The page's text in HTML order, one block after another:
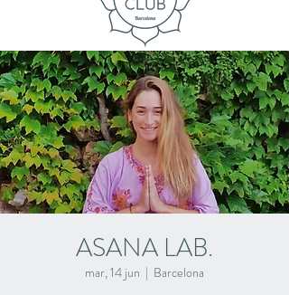
ASANA LAB.
mar, 14 jun
  |
Barcelona